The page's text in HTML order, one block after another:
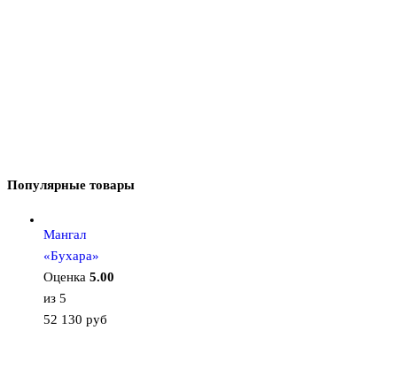
Популярные товары
Мангал
«Бухара»
Оценка 5.00
из 5
52 130 руб